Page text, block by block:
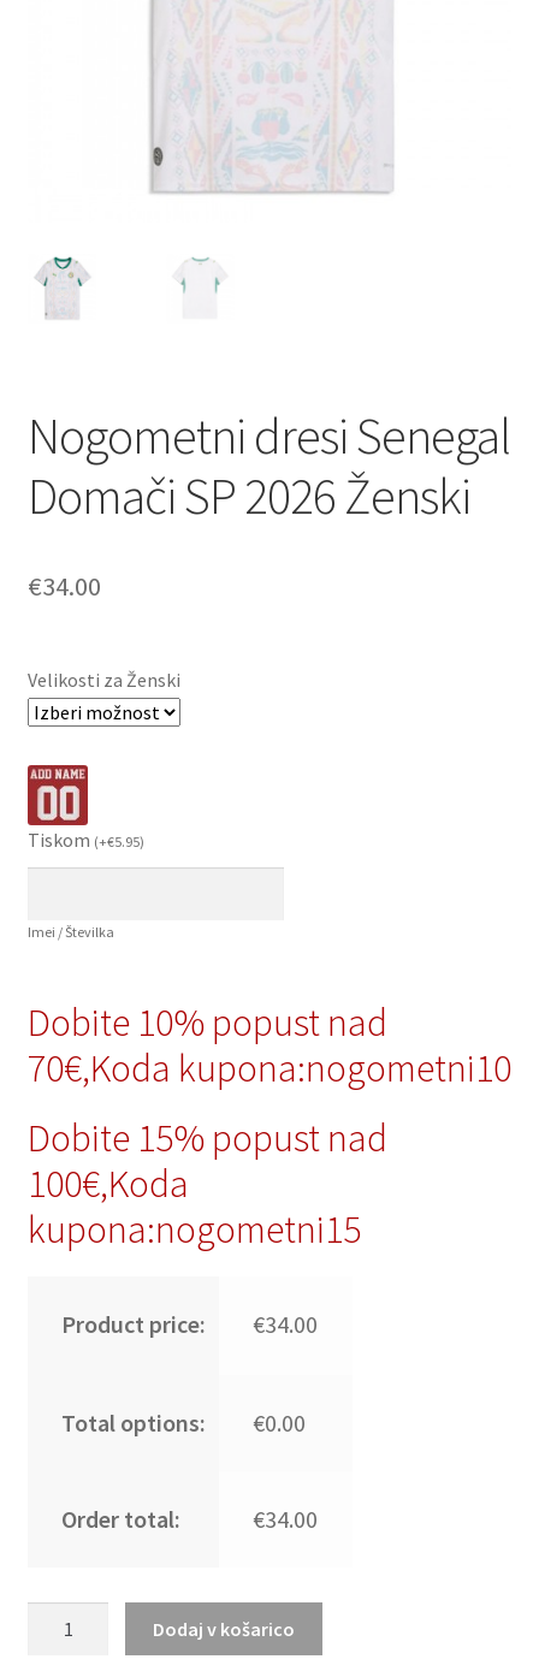
Nogometni dresi Senegal
Domači SP 2026 Ženski
€34.00
Velikosti za Ženski
Tiskom (+€5.95)
Imei / Številka
Dobite 10% popust nad
70€,Koda kupona:nogometni10
Dobite 15% popust nad
100€,Koda
kupona:nogometni15
Product price: €34.00
Total options: €0.00
Order total: €34.00
Dodaj v košarico